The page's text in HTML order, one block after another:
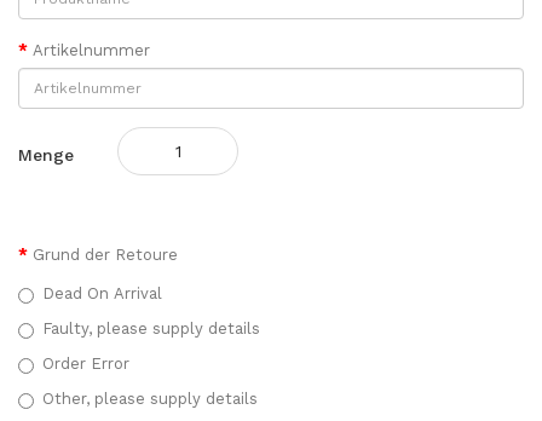
Artikelnummer
Menge
Grund der Retoure
Dead On Arrival
Faulty, please supply details
Order Error
Other, please supply details